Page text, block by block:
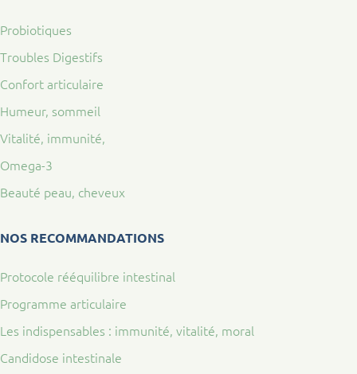
Probiotiques
Troubles Digestifs
Confort articulaire
Humeur, sommeil
Vitalité, immunité,
Omega-3
Beauté peau, cheveux
NOS RECOMMANDATIONS
Protocole rééquilibre intestinal
Programme articulaire
Les indispensables : immunité, vitalité, moral
Candidose intestinale